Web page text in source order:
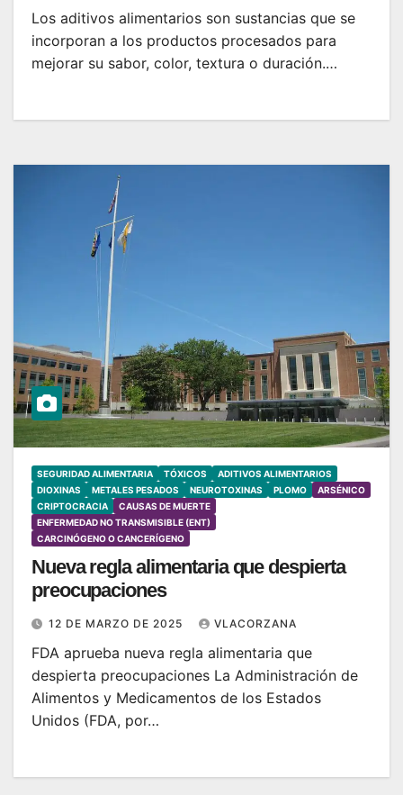
Los aditivos alimentarios son sustancias que se
incorporan a los productos procesados para
mejorar su sabor, color, textura o duración.…
SEGURIDAD ALIMENTARIA TÓXICOS
ADITIVOS ALIMENTARIOS
DIOXINAS
METALES PESADOS NEUROTOXINAS PLOMO
ARSÉNICO
CRIPTOCRACIA
CAUSAS DE MUERTE
ENFERMEDAD NO TRANSMISIBLE (ENT)
CARCINÓGENO O CANCERÍGENO
Nueva regla alimentaria que despierta
preocupaciones
12 DE MARZO DE 2025 VLACORZANA
FDA aprueba nueva regla alimentaria que
despierta preocupaciones La Administración de
Alimentos y Medicamentos de los Estados
Unidos (FDA, por…